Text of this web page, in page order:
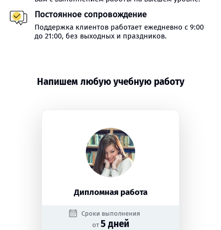
Постоянное сопровождение
Поддержка клиентов работает ежедневно с 9:00
до 21:00, без выходных и праздников.
Напишем любую учебную работу
Дипломная работа
Сроки выполнения
от 5 дней